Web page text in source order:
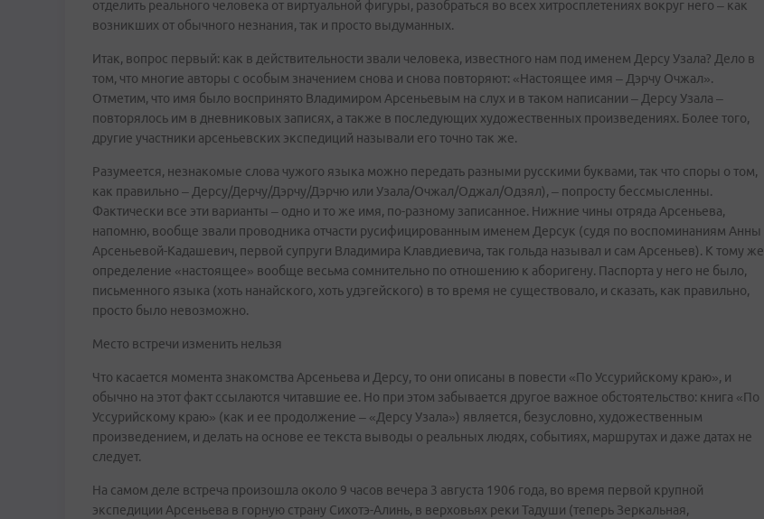
отделить реального человека от виртуальной фигуры, разобраться во всех хитросплетениях вокруг него – как
возникших от обычного незнания, так и просто выдуманных.
Итак, вопрос первый: как в действительности звали человека, известного нам под именем Дерсу Узала? Дело в
том, что многие авторы с особым значением снова и снова повторяют: «Настоящее имя – Дэрчу Очжал».
Отметим, что имя было воспринято Владимиром Арсеньевым на слух и в таком написании – Дерсу Узала –
повторялось им в дневниковых записях, а также в последующих художественных произведениях. Более того,
другие участники арсеньевских экспедиций называли его точно так же.
Разумеется, незнакомые слова чужого языка можно передать разными русскими буквами, так что споры о том,
как правильно – Дерсу/Дерчу/Дэрчу/Дэрчю или Узала/Очжал/Оджал/Одзял), – попросту бессмысленны.
Фактически все эти варианты – одно и то же имя, по-разному записанное. Нижние чины отряда Арсеньева,
напомню, вообще звали проводника отчасти русифицированным именем Дерсук (судя по воспоминаниям Анны
Арсеньевой-Кадашевич, первой супруги Владимира Клавдиевича, так гольда называл и сам Арсеньев). К тому же
определение «настоящее» вообще весьма сомнительно по отношению к аборигену. Паспорта у него не было,
письменного языка (хоть нанайского, хоть удэгейского) в то время не существовало, и сказать, как правильно,
просто было невозможно.
Место встречи изменить нельзя
Что касается момента знакомства Арсеньева и Дерсу, то они описаны в повести «По Уссурийскому краю», и
обычно на этот факт ссылаются читавшие ее. Но при этом забывается другое важное обстоятельство: книга «По
Уссурийскому краю» (как и ее продолжение – «Дерсу Узала») является, безусловно, художественным
произведением, и делать на основе ее текста выводы о реальных людях, событиях, маршрутах и даже датах не
следует.
На самом деле встреча произошла около 9 часов вечера 3 августа 1906 года, во время первой крупной
экспедиции Арсеньева в горную страну Сихотэ-Алинь, в верховьях реки Тадуши (теперь Зеркальная,